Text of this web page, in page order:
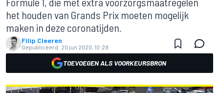
het houden van Grands Prix moeten mogelijk
maken in deze coronatijden.
Filip Cleeren
Gepubliceerd: 20 jun 2020, 10:29
TOEVOEGEN ALS VOORKEURSBRON